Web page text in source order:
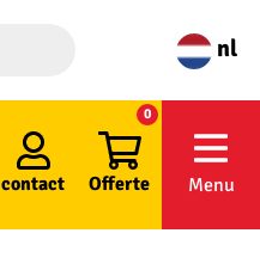
nl
contact Offerte
0
Menu